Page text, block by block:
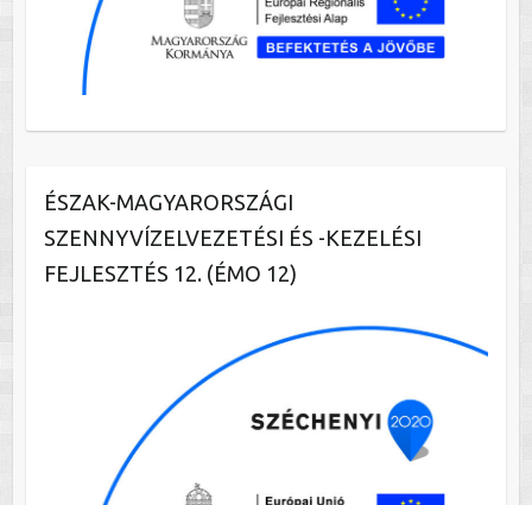
ÉSZAK-MAGYARORSZÁGI
SZENNYVÍZELVEZETÉSI ÉS -KEZELÉSI
FEJLESZTÉS 12. (ÉMO 12)